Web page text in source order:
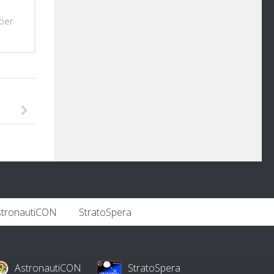
AstronautiCON StratoSpera
StratoSpera